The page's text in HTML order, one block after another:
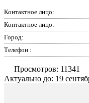
Контактное лицо:
Контактное лицо:
Город:
Телефон :
Просмотров: 11341
Актуально до: 19